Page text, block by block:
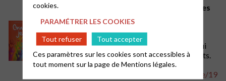
Grands jeux, pour animer la Bible avec les
enfants
50 jeux, en lien avec un message biblique,
destinés à être utilisés comme des outils
d’animation et de réflexion par tous ceux qui
s’emploient à annoncer l’Evangile aux enfants.
Voir :
http://www.laligue.net/ressources/rubrique/19
cookies.
PARAMÉTRER LES COOKIES
Tout refuser
Tout accepter
Ces paramètres sur les cookies sont accessibles à
tout moment sur la page deMentions légales.